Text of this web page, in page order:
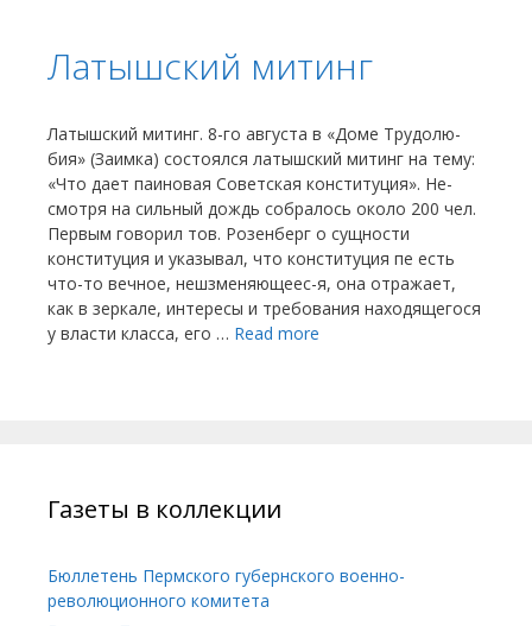
Латышский митинг
Латышский митинг. 8-го августа в «Доме Трудолю­
бия» (Заимка) состоялся латыш­ский митинг на тему:
«Что дает паиновая Советская конституция». Не­
смотря на сильный дождь собралось около 200 чел.
Первым говорил тов. Розенберг о сущности
конституция и указывал, что конституция пе есть
что-то вечное, нешзменяющеес-я, она отражает,
как в зеркале, инте­ресы и требования находящегося
у власти класса, его … Read more
Газеты в коллекции
Бюллетень Пермского губернского военно-
революционного комитета